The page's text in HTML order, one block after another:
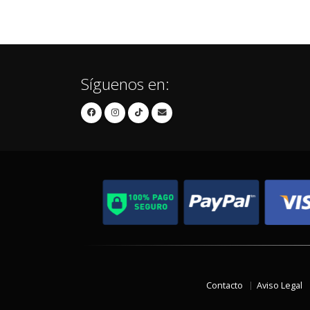
Síguenos en:
Contacto Aviso Legal